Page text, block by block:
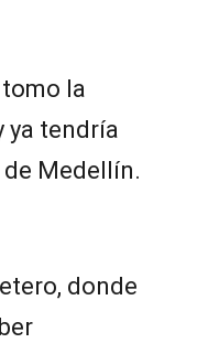
la
ya tendría
Medellín.
donde